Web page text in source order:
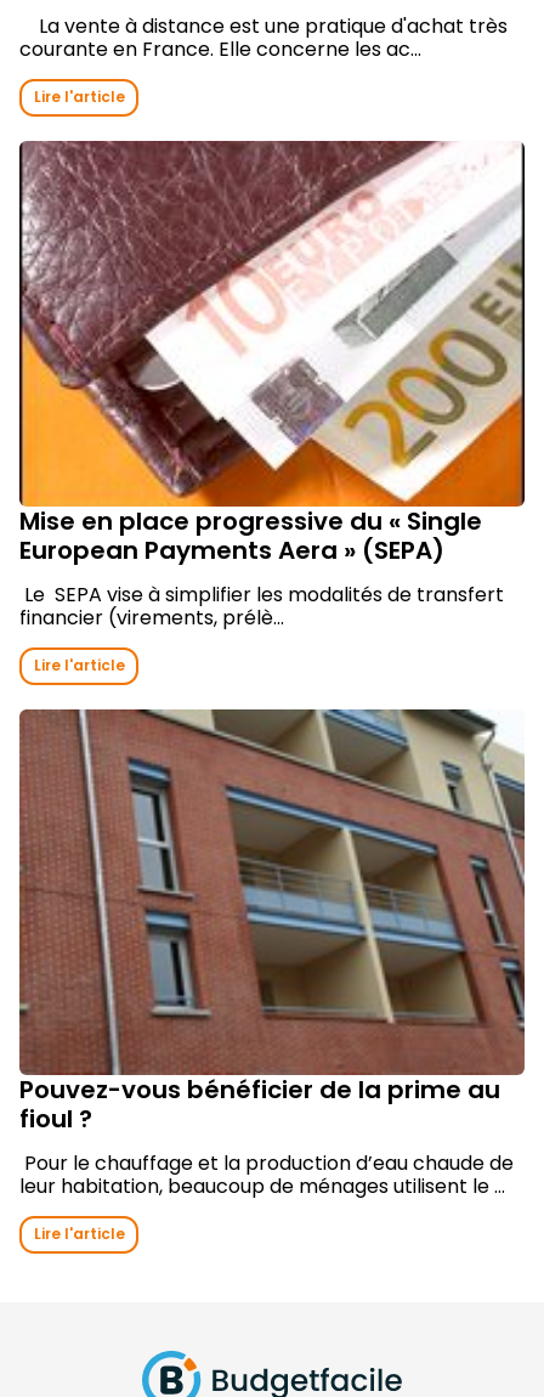
La vente à distance est une pratique d'achat très
courante en France. Elle concerne les ac...
Lire l'article
Mise en place progressive du « Single
European Payments Aera » (SEPA)
Le SEPA vise à simplifier les modalités de transfert
financier (virements, prélè...
Lire l'article
Pouvez-vous bénéficier de la prime au
fioul ?
Pour le chauffage et la production d’eau chaude de
leur habitation, beaucoup de ménages utilisent le ...
Lire l'article